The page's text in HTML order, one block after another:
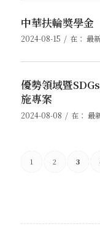
中華扶輪獎學金
2024-08-15 / 在： 最
優勢領域暨
施專案
2024-08-08 / 在： 最
1 2 3